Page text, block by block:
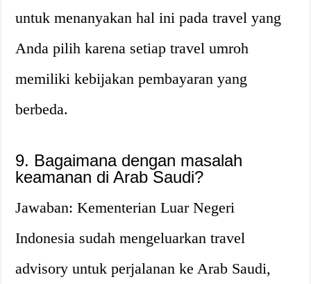
untuk menanyakan hal ini pada travel yang
Anda pilih karena setiap travel umroh
memiliki kebijakan pembayaran yang
berbeda.
9. Bagaimana dengan masalah
keamanan di Arab Saudi?
Jawaban: Kementerian Luar Negeri
Indonesia sudah mengeluarkan travel
advisory untuk perjalanan ke Arab Saudi,